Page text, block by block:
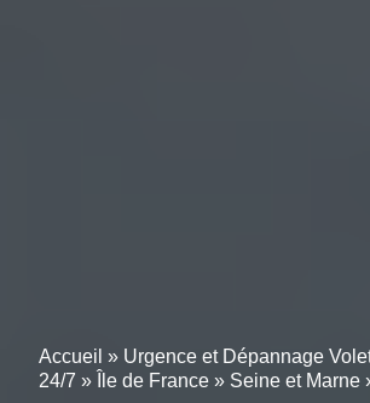
Accueil » Urgence et Dépannage
24/7 » Île de France » Seine et Marne